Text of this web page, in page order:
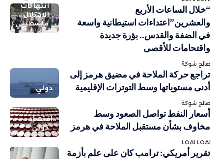
انتهاكات
الاحتلال
فلسطيني
“خلال الساعات الأربع
والعشرين”اعتداءات استيطانية واسعة
في الضفة والقدس.. بؤرة جديدة
واقتحامات للأقصى
صالح شوكة
دولي
تراجع حركة الملاحة في مضيق هرمز إلى
أدنى مستوياتها وسط التوترات الإقليمية
صالح شوكة
اقتصاد
دولي
أسعار النفط تواصل الصعود وسط
مخاوف بشأن مستقبل الملاحة في هرمز
LOAI LOAI
تقرير أمريكي: ترامب كان على علم بأزمة